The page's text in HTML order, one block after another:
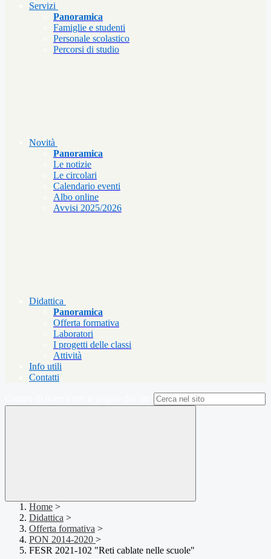
Servizi
Panoramica
Famiglie e studenti
Personale scolastico
Percorsi di studio
Novità
Panoramica
Le notizie
Le circolari
Calendario eventi
Albo online
Avvisi 2025/2026
Didattica
Panoramica
Offerta formativa
Laboratori
I progetti delle classi
Attività
Info utili
Contatti
Home >
Didattica >
Offerta formativa >
PON 2014-2020 >
FESR 2021-102 "Reti cablate nelle scuole"